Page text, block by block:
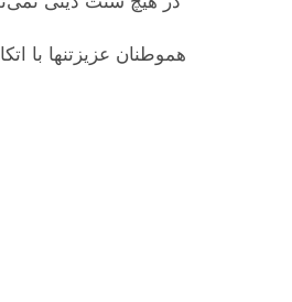
هموطنان عزیزتنها با